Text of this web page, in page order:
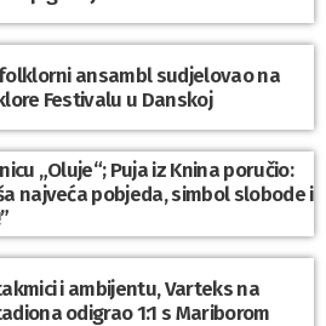
ansambl sudjelovao na
Festivalu u Danskoj
„Oluje“; Puja iz Knina poručio:
najveća pobjeda, simbol slobode i
i ambijentu, Varteks na
odigrao 1:1 s Mariborom